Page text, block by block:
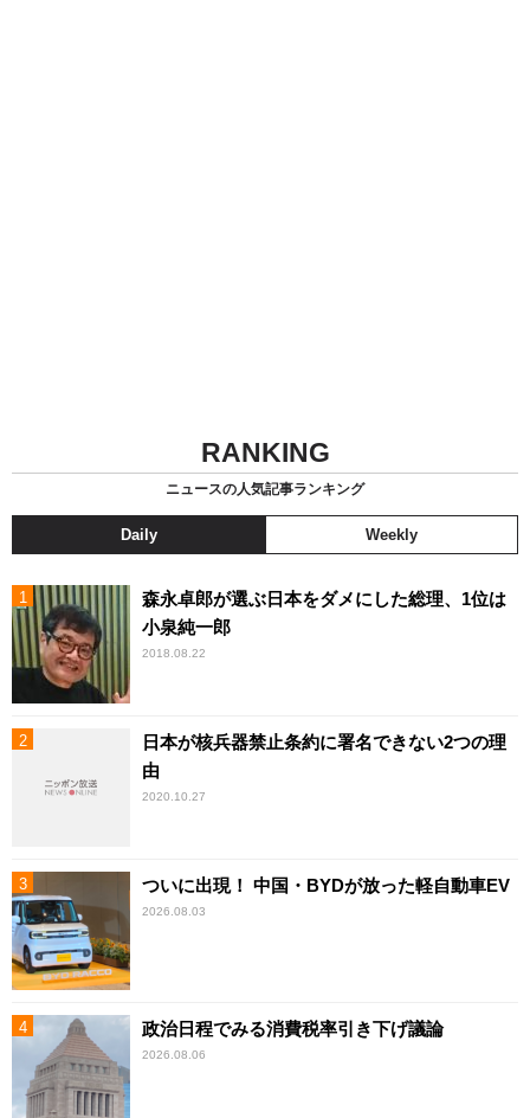
RANKING
ニュースの人気記事ランキング
Daily Weekly
森永卓郎が選ぶ日本をダメにした総理、1位は
小泉純一郎
2018.08.22
日本が核兵器禁止条約に署名できない2つの理
由
2020.10.27
ついに出現！ 中国・BYDが放った軽自動車EV
2026.08.03
政治日程でみる消費税率引き下げ議論
2026.08.06